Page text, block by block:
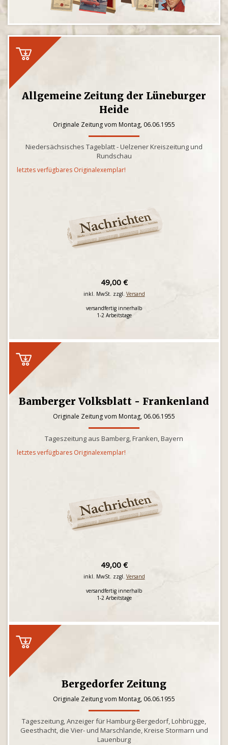
Allgemeine Zeitung der Lüneburger
Heide
Originale Zeitung vom Montag, 06.06.1955
Niedersächsisches Tageblatt - Uelzener Kreiszeitung und
Rundschau
letztes verfügbares Originalexemplar!
49,00 €
inkl. MwSt. zzgl. Versand
versandfertig innerhalb
1-2 Arbeitstage
Bamberger Volksblatt - Frankenland
Originale Zeitung vom Montag, 06.06.1955
Tageszeitung aus Bamberg, Franken, Bayern
letztes verfügbares Originalexemplar!
49,00 €
inkl. MwSt. zzgl. Versand
versandfertig innerhalb
1-2 Arbeitstage
Bergedorfer Zeitung
Originale Zeitung vom Montag, 06.06.1955
Tageszeitung, Anzeiger für Hamburg-Bergedorf, Lohbrügge,
Geesthacht, die Vier- und Marschlande, Kreise Stormarn und
Lauenburg